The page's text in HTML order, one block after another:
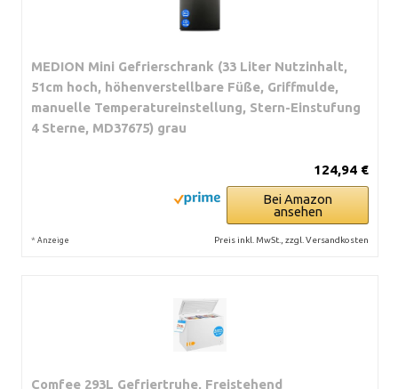
MEDION Mini Gefrierschrank (33 Liter Nutzinhalt,
51cm hoch, höhenverstellbare Füße, Griffmulde,
manuelle Temperatureinstellung, Stern-Einstufung
4 Sterne, MD37675) grau
124,94 €
Bei Amazon
ansehen
* Anzeige Preis inkl. MwSt., zzgl. Versandkosten
Comfee 293L Gefriertruhe, Freistehend